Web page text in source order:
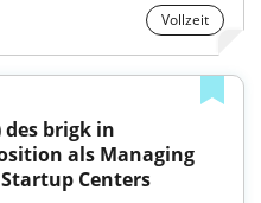
Vollzeit
brigk in
als Managing
Centers